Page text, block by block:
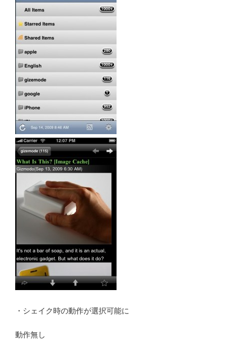
・シェイク時の動作が選択可能に
動作無し